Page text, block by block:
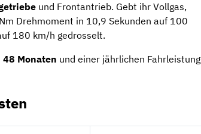
und Frontantrieb. Gebt ihr Vollgas,
Drehmoment in 10,9 Sekunden auf 100
180 km/h gedrosselt.
48 Monaten und einer jährlichen Fahrleistung